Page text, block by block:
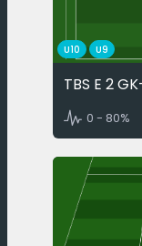
U10 U9
TBS E 2
0 - 80%